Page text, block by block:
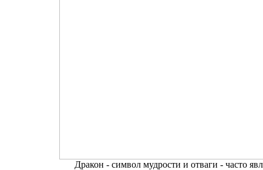
Дракон - символ мудрости и отваги - часто